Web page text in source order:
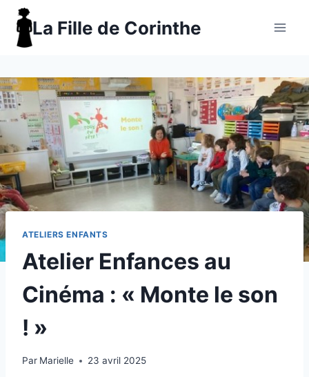
Aller
contenu
La Fille de Corinthe
ATELIERS ENFANTS
Atelier Enfances au
Cinéma : « Monte le son
! »
Par Marielle 23 avril 2025